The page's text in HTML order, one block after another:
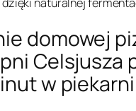
domowej
Celsjusza
w